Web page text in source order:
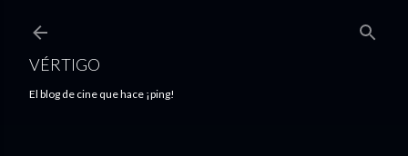
VÉRTIGO
El blog de cine que hace ¡ping!